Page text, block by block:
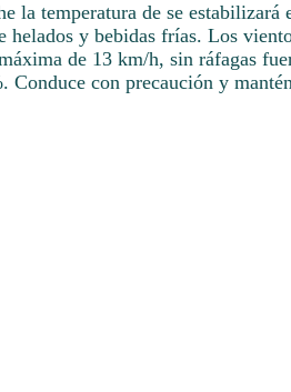
la temperatura de se
helados y bebidas frías. Los
de 13 km/h, sin ráfagas
Conduce con precaución y